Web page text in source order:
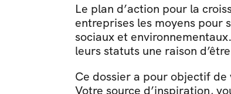
Le plan d’action pour la
entreprises les moyens pour
sociaux et
leurs statuts une raison
Ce dossier a pour objectif
Votre source d’inspiration,